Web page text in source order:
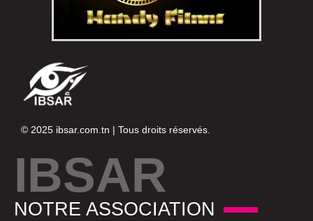
© 2025 ibsar.com.tn | Tous droits réservés.
IBSAR
NOTRE ASSOCIATION